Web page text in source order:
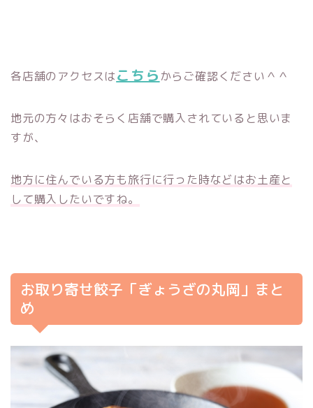
各店舗のアクセスはこちら からご確認ください＾＾
地元の方々はおそらく店舗で購入されていると思いま
すが、
地方に住んでいる方も旅行に行った時などはお土産と
して購入したいですね。
お取り寄せ餃子「ぎょうざの丸岡」まと
め